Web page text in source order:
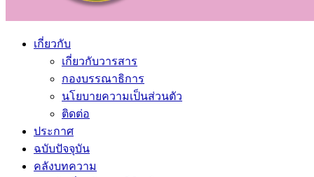
เกี่ยวกับ
เกี่ยวกับวารสาร
กองบรรณาธิการ
นโยบายความเป็นส่วนตัว
ติดต่อ
ประกาศ
ฉบับปัจจุบัน
คลังบทความ